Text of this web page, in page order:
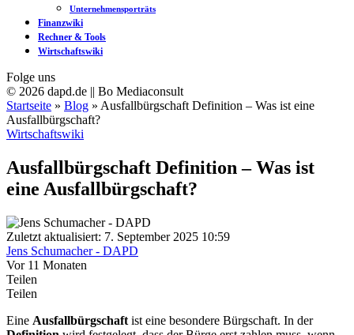
Unternehmensporträts
Finanzwiki
Rechner & Tools
Wirtschaftswiki
Folge uns
© 2026 dapd.de || Bo Mediaconsult
Startseite » Blog » Ausfallbürgschaft Definition – Was ist eine
Ausfallbürgschaft?
Wirtschaftswiki
Ausfallbürgschaft Definition – Was ist
eine Ausfallbürgschaft?
Zuletzt aktualisiert: 7. September 2025 10:59
Jens Schumacher - DAPD
Vor 11 Monaten
Teilen
Teilen
Eine Ausfallbürgschaft ist eine besondere Bürgschaft. In der